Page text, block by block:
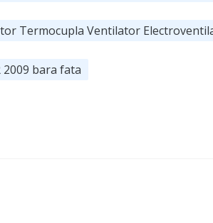
Termocupla Ventilator
bara fata